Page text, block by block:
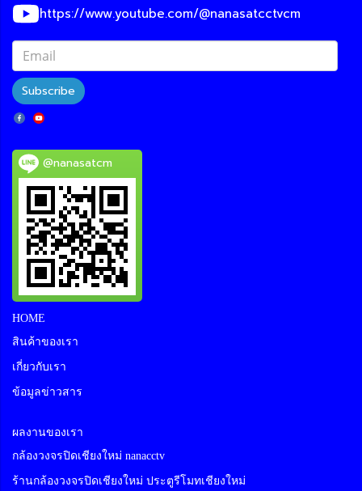
https://www.youtube.com/@nanasatcctvcm
Subscribe
@nanasatcm
HOME
สินค้าของเรา
เกี่ยวกับเรา
ข้อมูลข่าวสาร
ผลงานของเรา
กล้องวงจรปิดเชียงใหม่ nanacctv
ร้านกล้องวงจรปิดเชียงใหม่ ประตูรีโมทเชียงใหม่